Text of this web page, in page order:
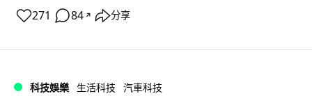
271 84 ↗ 分享
科技娛樂 生活科技 汽車科技